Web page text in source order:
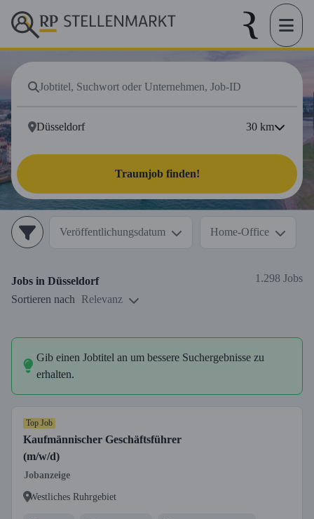
30 km
Traumjob finden!
Veröffentlichungsdatum Home-Office
Jobs in Düsseldorf
1.298 Jobs
Sortieren nach
Relevanz
Gib einen Jobtitel an um bessere Suchergebnisse zu
erhalten.
Top Job
Kaufmännischer Geschäftsführer
(m/w/d)
Jobanzeige
Westliches Ruhrgebiet